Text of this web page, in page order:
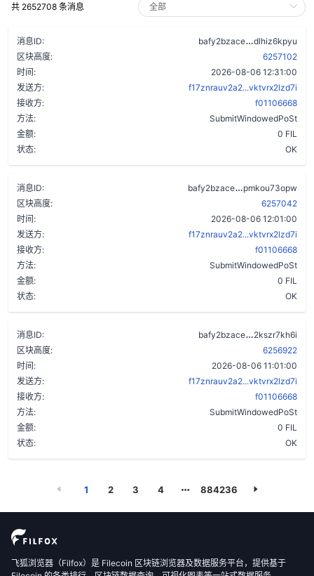
共 2652708 条消息
消息ID: bafy2bzace
dlhiz6kpyu
区块高度:
6257102
时间:
2026-08-06 12:31:00
发送方:
f17znrauv2a2...vktvrx2lzd7i
接收方:
f01106668
方法:
SubmitWindowedPoSt
金额:
0 FIL
状态:
OK
消息ID: bafy2bzace
pmkou73opw
区块高度:
6257042
时间:
2026-08-06 12:01:00
发送方:
f17znrauv2a2...vktvrx2lzd7i
接收方:
f01106668
方法:
SubmitWindowedPoSt
金额:
0 FIL
状态:
OK
消息ID: bafy2bzace
2kszr7kh6i
区块高度:
6256922
时间:
2026-08-06 11:01:00
发送方:
f17znrauv2a2...vktvrx2lzd7i
接收方:
f01106668
方法:
SubmitWindowedPoSt
金额:
0 FIL
状态:
OK
1 2 3 4 884236
飞狐浏览器（Filfox）是 Filecoin 区块链浏览器及数据服务平台，提供基于